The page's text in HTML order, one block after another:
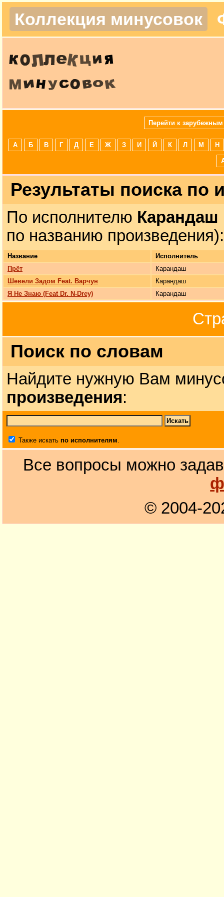
Коллекция минусовок
Перейти к зарубежным
А Б В Г Д Е Ж З И Й К Л М Н
Результаты поиска по
По исполнителю Карандаш
по названию произведения):
Название
Исполнитель
Прёт
Карандаш
Шевели Задом Feat. Варчун
Карандаш
Я Не Знаю (Feat Dr. N-Drey)
Карандаш
Поиск по словам
Найдите нужную Вам
произведения:
Также искать по исполнителям.
Все вопросы можно
© 2004-